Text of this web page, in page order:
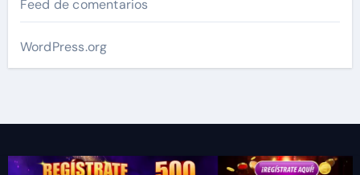
Feed de comentarios
WordPress.org